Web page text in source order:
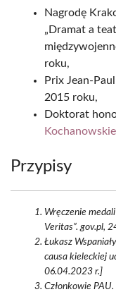
Nagrodę
„Dramat a
roku,
Prix Jean-
2015 roku,
Doktorat
Przypisy
Wręczenie
Veritas”. gov.pl,
Łukasz
causa kieleckiej
06.04.2023 r.]
Członkowie